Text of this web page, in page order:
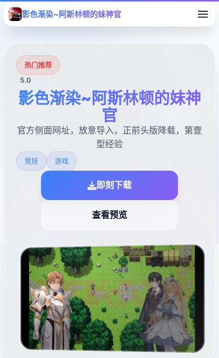
影色渐染~阿斯林顿的妹神官
热门推荐
5.0
影色渐染~阿斯林顿的妹神
官
官方侧面网址，放意导入，正前头版降载，第壹
型经验
竞技 游戏
即刻下载
查看预览